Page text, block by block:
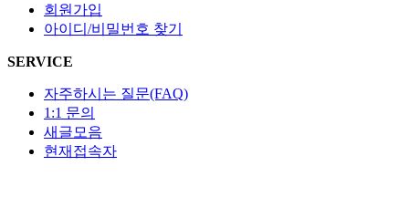
회원가입
아이디/비밀번호 찾기
SERVICE
자주하시는 질문(FAQ)
1:1 문의
새글모음
현재접속자